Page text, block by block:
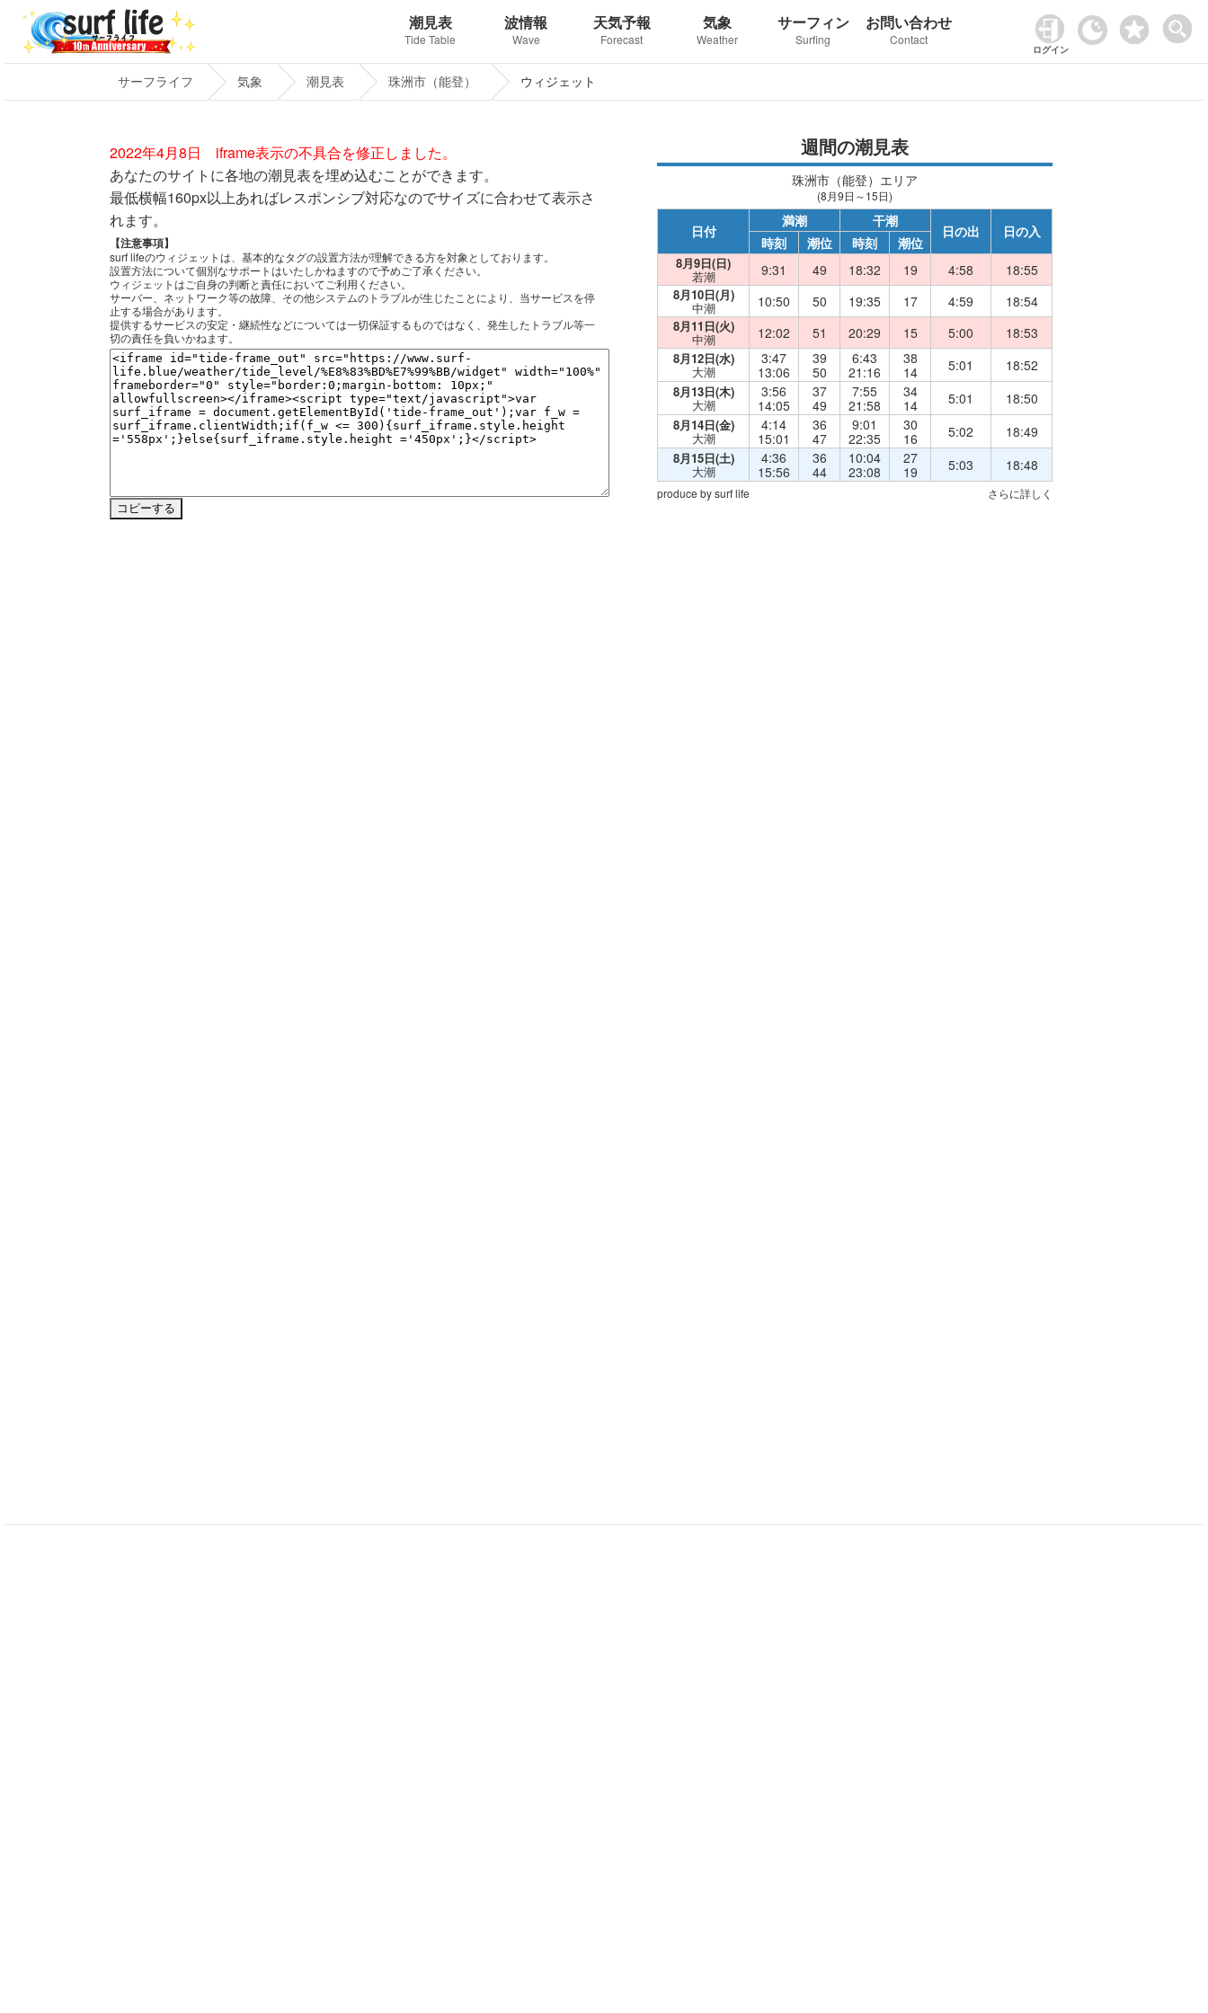
潮見表
Tide Table
波情報
Wave
天気予報
Forecast
気象
Weather
サーフィン
Surfing
お問い合わせ
Contact
ログイン
サーフライフ 気象 潮見表 珠洲市（能登） ウィジェット
2022年4月8日 iframe表示の不具合を修正しました。
あなたのサイトに各地の潮見表を埋め込むことができます。
最低横幅160px以上あればレスポンシブ対応なのでサイズに合わせて表示さ
れます。
【注意事項】
surf lifeのウィジェットは、基本的なタグの設置方法が理解できる方を対象としております。
設置方法について個別なサポートはいたしかねますので予めご了承ください。
ウィジェットはご自身の判断と責任においてご利用ください。
サーバー、ネットワーク等の故障、その他システムのトラブルが生じたことにより、当サービスを停
止する場合があります。
提供するサービスの安定・継続性などについては一切保証するものではなく、発生したトラブル等一
切の責任を負いかねます。
週間の潮見表
珠洲市（能登）エリア
(8月9日～15日)
日付
満潮 干潮
日の出 日の入
時刻 潮位 時刻 潮位
8月9日(日)
若潮 9:31 49 18:32 19 4:58 18:55
8月10日(月)
中潮 10:50 50 19:35 17 4:59 18:54
8月11日(火)
中潮 12:02 51 20:29 15 5:00 18:53
8月12日(水)
大潮
3:47
13:06
39
50
6:43
21:16
38
14
5:01 18:52
8月13日(木)
大潮
3:56
14:05
37
49
7:55
21:58
34
14
5:01 18:50
8月14日(金)
大潮
4:14
15:01
36
47
9:01
22:35
30
16
5:02 18:49
8月15日(土)
大潮
4:36
15:56
36
44
10:04
23:08
27
19
5:03 18:48
produce by surf life さらに詳しく